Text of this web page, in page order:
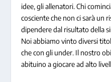
idee, gli allenatori. Chi
cosciente che non ci sarà un
dipendere dal risultato della
Noi abbiamo vinto diversi
che con gli under. Il nostro
abituino a giocare ad alto